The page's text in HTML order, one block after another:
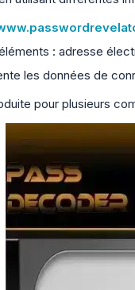
: adresse
les données de
pour plusieurs